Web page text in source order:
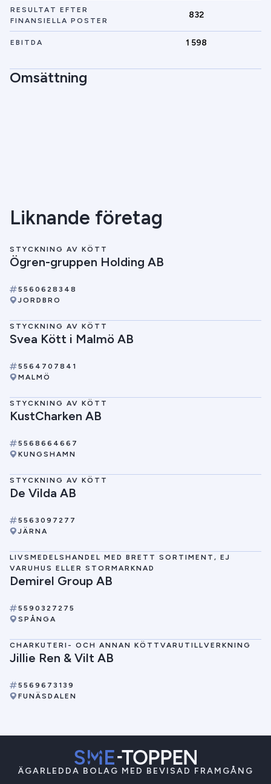
RESULTAT EFTER
FINANSIELLA POSTER
832
EBITDA 1 598
Omsättning
Liknande företag
STYCKNING AV KÖTT
Ögren-gruppen Holding AB
5560628348
JORDBRO
STYCKNING AV KÖTT
Svea Kött i Malmö AB
5564707841
MALMÖ
STYCKNING AV KÖTT
KustCharken AB
5568664667
KUNGSHAMN
STYCKNING AV KÖTT
De Vilda AB
5563097277
JÄRNA
LIVSMEDELSHANDEL MED BRETT SORTIMENT, EJ
VARUHUS ELLER STORMARKNAD
Demirel Group AB
5590327275
SPÅNGA
CHARKUTERI- OCH ANNAN KÖTTVARUTILLVERKNING
Jillie Ren & Vilt AB
5569673139
FUNÄSDALEN
ÄGARLEDDA BOLAG MED BEVISAD FRAMGÅNG